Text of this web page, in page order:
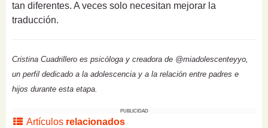
tan diferentes. A veces solo necesitan mejorar la
traducción.
Cristina Cuadrillero es psicóloga y creadora de @miadolescenteyyo,
un perfil dedicado a la adolescencia y a la relación entre padres e
hijos durante esta etapa.
PUBLICIDAD
Artículos relacionados